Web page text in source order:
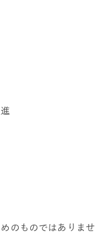
のものではありませ